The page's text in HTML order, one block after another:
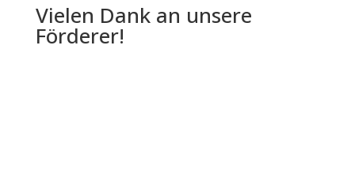
Vielen Dank an unsere
Förderer!